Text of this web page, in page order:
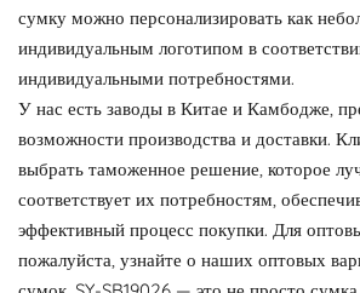
сумку можно персонализировать как
индивидуальным логотипом в
индивидуальными потребностями.
У нас есть заводы в Китае и Камбодже,
возможности производства и доставки.
выбрать таможенное решение, которое
соответствует их потребностям,
эффективный процесс покупки. Для
пожалуйста, узнайте о наших оптовых